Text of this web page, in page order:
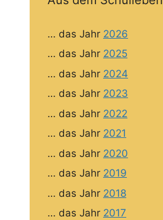
… das Jahr 2026
… das Jahr 2025
… das Jahr 2024
… das Jahr 2023
… das Jahr 2022
… das Jahr 2021
… das Jahr 2020
… das Jahr 2019
… das Jahr 2018
… das Jahr 2017